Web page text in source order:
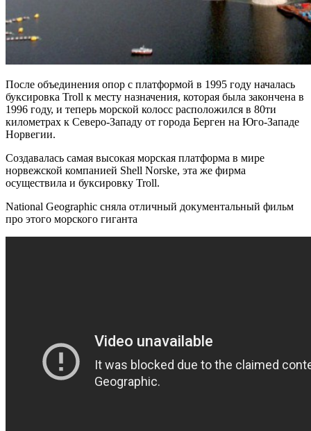
После объединения опор с платформой в 1995 году началась
буксировка Troll к месту назначения, которая была закончена в
1996 году, и теперь морской колосс расположился в 80ти
километрах к Северо-Западу от города Берген на Юго-Западе
Норвегии.
Создавалась самая высокая морская платформа в мире
норвежской компанией Shell Norske, эта же фирма
осуществила и буксировку Troll.
National Geographic сняла отличный документальный фильм
про этого морского гиганта